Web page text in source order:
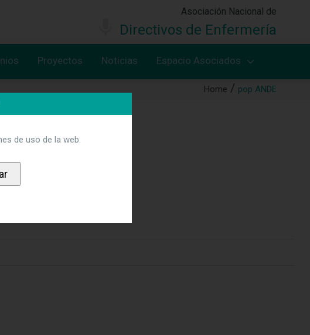
Asociación Nacional de
Directivos de Enfermería
Proyectos Noticias Espacio Asociados
Home pop ANDE
de uso de la web.